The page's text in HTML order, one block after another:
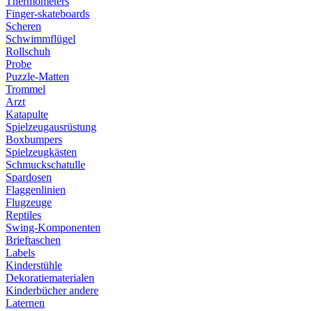
Finger-skateboards
Scheren
Schwimmflügel
Rollschuh
Probe
Puzzle-Matten
Trommel
Arzt
Katapulte
Spielzeugausrüstung
Boxbumpers
Spielzeugkästen
Schmuckschatulle
Spardosen
Flaggenlinien
Flugzeuge
Reptiles
Swing-Komponenten
Brieftaschen
Labels
Kinderstühle
Dekoratiematerialen
Kinderbücher andere
Laternen